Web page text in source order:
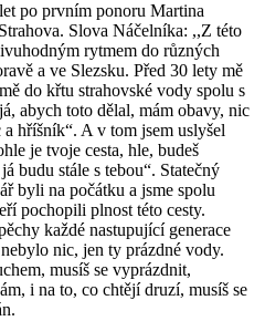
po prvním ponoru Martina
Slova Náčelníka: ,,Z této
rytmem do různých
a ve Slezsku. Před 30 lety mě
do křtu strahovské vody spolu s
abych toto dělal, mám obavy, nic
hříšník“. A v tom jsem uslyšel
je tvoje cesta, hle, budeš
budu stále s tebou“. Statečný
byli na počátku a jsme spolu
pochopili plnost této cesty.
každé nastupující generace
nic, jen ty prázdné vody.
musíš se vyprázdnit,
i na to, co chtějí druzí, musíš se